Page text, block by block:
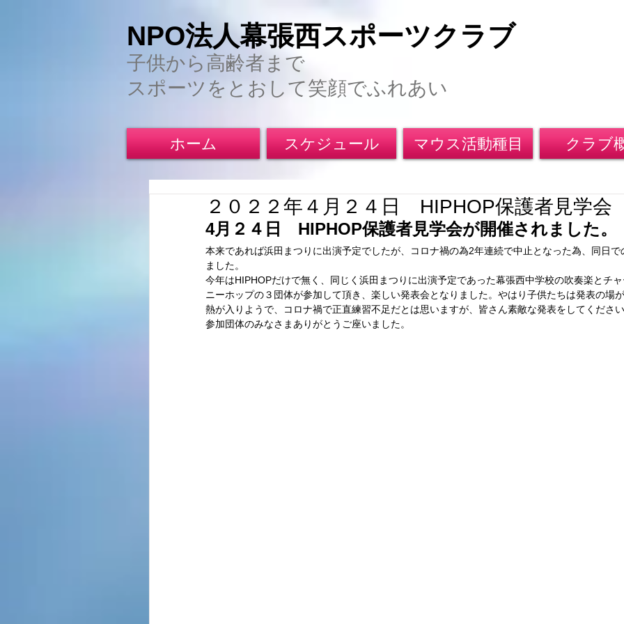
NPO法人幕張西スポーツクラブ
子供から高齢者まで
スポーツをとおして笑顔でふれあい
ホーム スケジュール マウス活動種目 クラブ
２０２２年４月２４日 HIPHOP保護者見学会
4月２４日　HIPHOP保護者見学会が開催されました。
本来であれば浜田まつりに出演予定でしたが、コロナ禍の為2年連続で中止となった為、同日
ました。
今年はHIPHOPだけで無く、同じく浜田まつりに出演予定であった幕張西中学校の吹奏楽とチ
ニーホップの３団体が参加して頂き、楽しい発表会となりました。やはり子供たちは発表の場
熱が入りようで、コロナ禍で正直練習不足だとは思いますが、皆さん素敵な発表をしてくださ
参加団体のみなさまありがとうご座いました。